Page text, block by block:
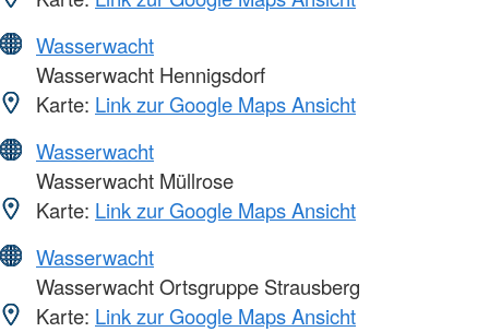
Wasserwacht
Wasserwacht Hennigsdorf
Karte: Link zur Google Maps Ansicht
Wasserwacht
Wasserwacht Müllrose
Karte: Link zur Google Maps Ansicht
Wasserwacht
Wasserwacht Ortsgruppe Strausberg
Karte: Link zur Google Maps Ansicht